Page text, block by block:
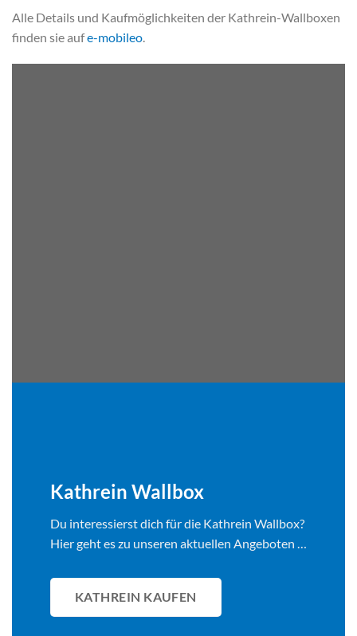
Alle Details und Kaufmöglichkeiten der Kathrein-Wallboxen
finden sie aufe-mobileo.
Kathrein Wallbox
Du interessierst dich für die Kathrein Wallbox?
Hier geht es zu unseren aktuellen Angeboten …
KATHREIN KAUFEN